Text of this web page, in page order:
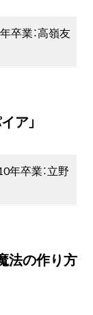
卒業：高嶺友
ア」
卒業：立野
法の作り方